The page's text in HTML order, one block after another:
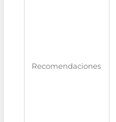
Recomendaciones